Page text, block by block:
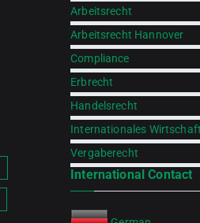
Arbeitsrecht
Arbeitsrecht Hannover
Compliance
Erbrecht
Handelsrecht
Internationales
Vergaberecht
International Contact